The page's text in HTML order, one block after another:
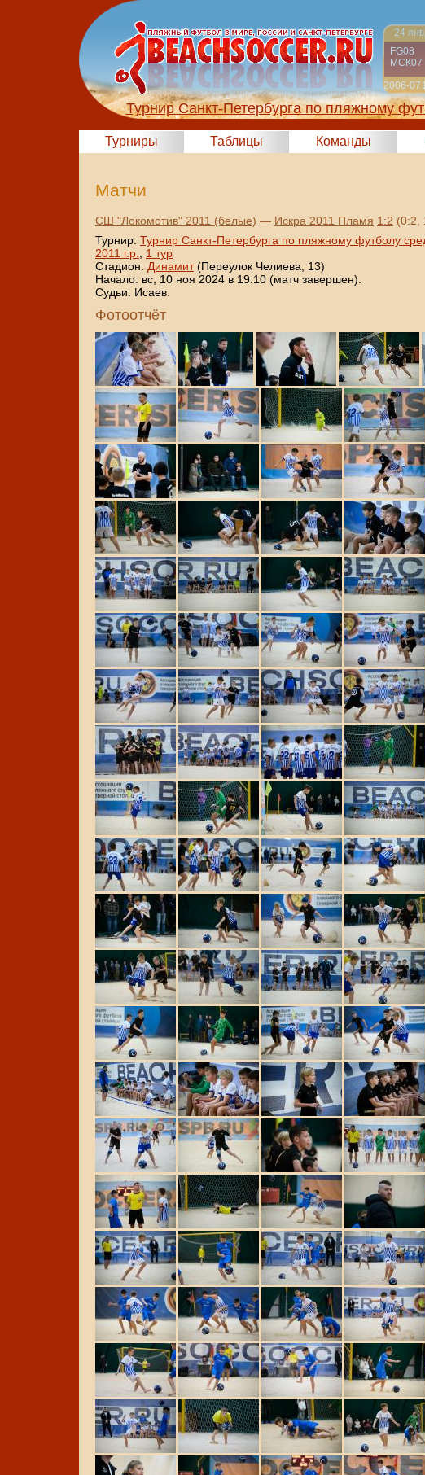
24
FG08
МСК07
2006-07
Турнир Санкт-Петербурга по пляжному
Турниры Таблицы Команды
Матчи
СШ "Локомотив" 2011 (белые) — Искра 2011 Пламя 1:2 (0:2,
Турнир: Турнир Санкт-Петербурга по пляжному футболу
2011 г.р.
1 тур
Стадион: Динамит(Переулок Челиева, 13)
Начало: вс, 10 ноя 2024 в 19:10 (матч завершен).
Судьи: Исаев.
Фотоотчёт